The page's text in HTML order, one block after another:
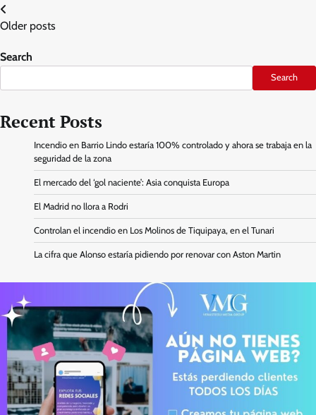
Posts
navigation
Older posts
Search
Search
Recent Posts
Incendio en Barrio Lindo estaría 100% controlado y ahora se trabaja en la
seguridad de la zona
El mercado del ‘gol naciente’: Asia conquista Europa
El Madrid no llora a Rodri
Controlan el incendio en Los Molinos de Tiquipaya, en el Tunari
La cifra que Alonso estaría pidiendo por renovar con Aston Martin